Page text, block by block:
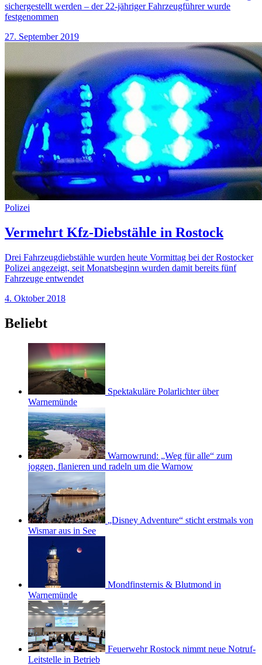
sichergestellt werden – der 22-jähriger Fahrzeugführer wurde
festgenommen
27. September 2019
Polizei
Vermehrt Kfz-Diebstähle in Rostock
Drei Fahrzeugdiebstähle wurden heute Vormittag bei der Rostocker
Polizei angezeigt, seit Monatsbeginn wurden damit bereits fünf
Fahrzeuge entwendet
4. Oktober 2018
Beliebt
Spektakuläre Polarlichter über
Warnemünde
Warnowrund: „Weg für alle“ zum
joggen, flanieren und radeln um die Warnow
„Disney Adventure“ sticht erstmals von
Wismar aus in See
Mondfinsternis & Blutmond in
Warnemünde
Feuerwehr Rostock nimmt neue Notruf-
Leitstelle in Betrieb